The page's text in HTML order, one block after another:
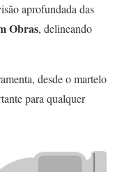
aprofundada das
Obras, delineando
desde o martelo
para qualquer